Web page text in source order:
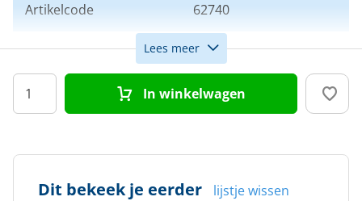
Artikelcode 62740
Producttype Vioolblok
Aantal schijven 2
Max. lijndiameter (mm) 12
Lees meer
In winkelwagen
Dit bekeek je eerder lijstje wissen